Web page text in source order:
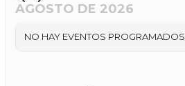
AGOSTO DE 2026
NO HAY EVENTOS PROGRAMADOS